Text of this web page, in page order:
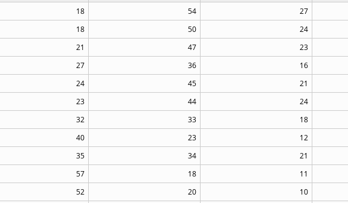
18 54 27
18 50 24
21 47 23
27 36 16
24 45 21
23 44 24
32 33 18
40 23 12
35 34 21
57 18 11
52 20 10